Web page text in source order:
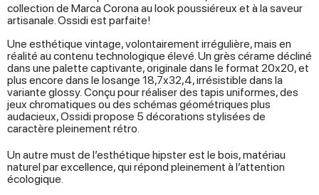
collection de Marca Corona au look poussiéreux et à la saveur
artisanale. Ossidi est parfaite!
Une esthétique vintage, volontairement irrégulière, mais en
réalité au contenu technologique élevé. Un grès cérame décliné
dans une palette captivante, originale dans le format 20x20, et
plus encore dans le losange 18,7x32,4, irrésistible dans la
variante glossy. Conçu pour réaliser des tapis uniformes, des
jeux chromatiques ou des schémas géométriques plus
audacieux, Ossidi propose 5 décorations stylisées de
caractère pleinement rétro.
Un autre must de l’esthétique hipster est le bois, matériau
naturel par excellence, qui répond pleinement à l’attention
écologique.